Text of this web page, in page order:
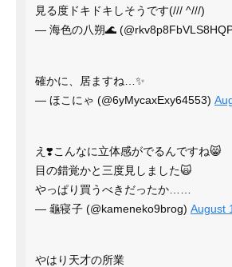
見る度ドキドキしそうです(/// ^///)
— 海色の八朔🌊
確かに、居ますね…✨
— ほこにゃ (@6yMycaxExy64553)
え❣️こんなに立体感がでるんですね😸
目の錯覚かと三度見しました🙀
やっぱり買うべきだったか……
— 龜寝子 (@kameneko9brog) August
やはり天才の所業